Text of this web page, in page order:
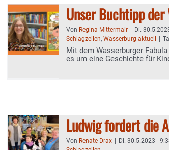
Unser Buchtipp der
Von Regina Mittermair Di.
Schlagzeilen, Wasserburg aktuell
Mit dem Wasserburger
es um eine Geschichte für
Ludwig fordert die
Von Renate Drax Di. 30.5.2023 -